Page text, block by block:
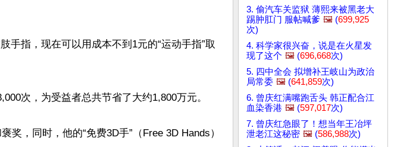
手指，现在可以用成本不到1元的“运动手指”取
次，为受益者总共节省了大约1,800万元。
奖，同时，他的“免费3D手”（Free 3D Hands）
3. 偷汽车关监狱 薄熙来被黑老大
踢肿肛门 服帖喊爹 🖼️ (699,925
次)
4. 科学家很兴奋，说是在火星发
现了这个 🖼️ (696,668次)
5. 四中全会 拟增补王岐山为政治
局常委 🖼️ (641,859次)
6. 曾庆红满嘴跑舌头 韩正配合江
血染香港 🖼️ (597,017次)
7. 曾庆红急眼了！想当年王冶坪
泄老江这秘密 🖼️ (586,988次)